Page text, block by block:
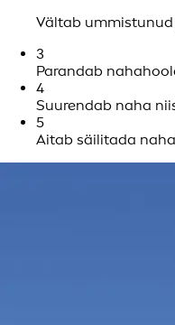
Vältab
3
Parandab
4
Suurendab naha
5
Aitab säilitada